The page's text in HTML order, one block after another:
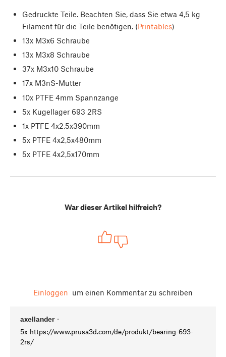
Gedruckte Teile. Beachten Sie, dass Sie etwa 4,5 kg
Filament für die Teile benötigen. (Printables)
13x M3x6 Schraube
13x M3x8 Schraube
37x M3x10 Schraube
17x M3nS-Mutter
10x PTFE 4mm Spannzange
5x Kugellager 693 2RS
1x PTFE 4x2,5x390mm
5x PTFE 4x2,5x480mm
5x PTFE 4x2,5x170mm
War dieser Artikel hilfreich?
Einloggen um einen Kommentar zu schreiben
axellander •
5x https://www.prusa3d.com/de/produkt/bearing-693-
2rs/